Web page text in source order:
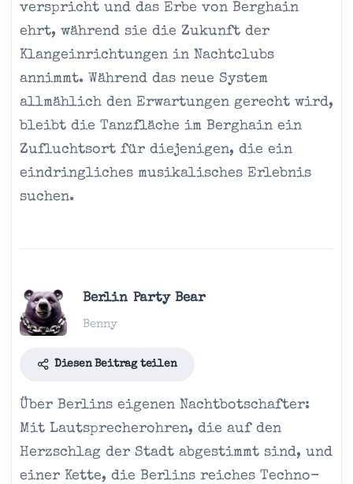
verspricht und das Erbe von Berghain
ehrt, während sie die Zukunft der
Klangeinrichtungen in Nachtclubs
annimmt. Während das neue System
allmählich den Erwartungen gerecht wird,
bleibt die Tanzfläche im Berghain ein
Zufluchtsort für diejenigen, die ein
eindringliches musikalisches Erlebnis
suchen.
Berlin Party Bear
Benny
Diesen Beitrag teilen
Über Berlins eigenen Nachtbotschafter:
Mit Lautsprecherohren, die auf den
Herzschlag der Stadt abgestimmt sind, und
einer Kette, die Berlins reiches Techno-